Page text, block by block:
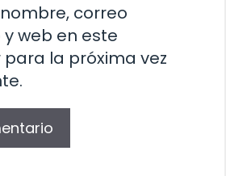
correo
web en este
la próxima vez